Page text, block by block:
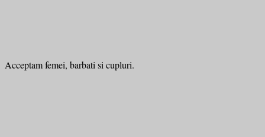
Acceptam femei, barbati si cupluri.